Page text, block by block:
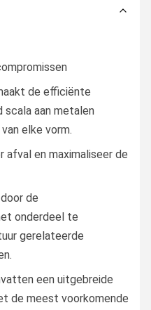
de efficiënte
scala aan metalen
elke vorm.
afval en maximaliseer de
de
onderdeel te
gerelateerde
een uitgebreide
de meest voorkomende